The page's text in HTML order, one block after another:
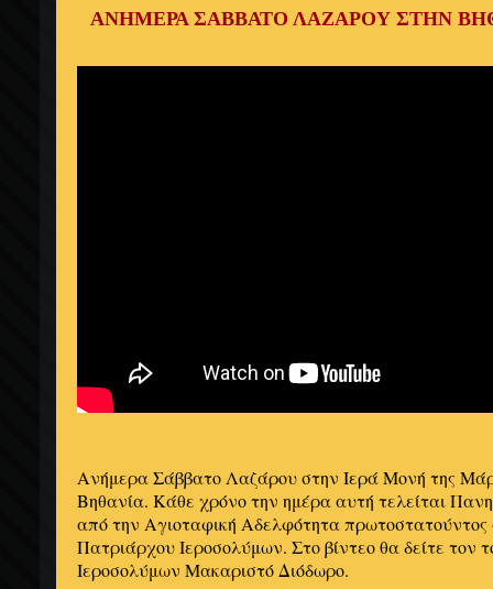
ΑΝΗΜΕΡΑ ΣΑΒΒΑΤΟ ΛΑΖΑΡΟΥ ΣΤΗΝ
Ανήμερα Σάββατο Λαζάρου στην Ιερά Μονή της
Βηθανία. Κάθε χρόνο την ημέρα αυτή τελείται
από την Αγιοταφική Αδελφότητα πρωτοστατούντος
Πατριάρχου Ιεροσολύμων. Στο βίντεο θα δείτε τον
Ιεροσολύμων Μακαριστό Διόδωρο.